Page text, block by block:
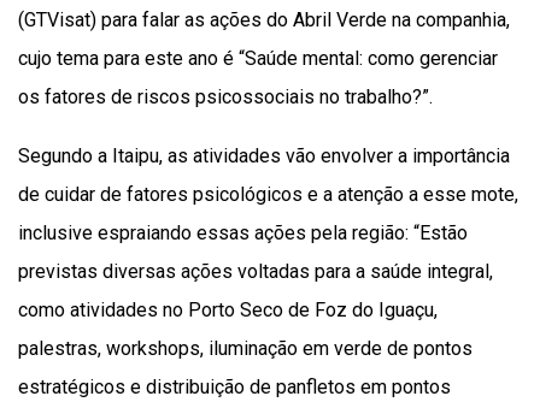
(GTVisat) para falar as ações do Abril Verde na companhia,
cujo tema para este ano é “Saúde mental: como gerenciar
os fatores de riscos psicossociais no trabalho?”.
Segundo a Itaipu, as atividades vão envolver a importância
de cuidar de fatores psicológicos e a atenção a esse mote,
inclusive espraiando essas ações pela região: “Estão
previstas diversas ações voltadas para a saúde integral,
como atividades no Porto Seco de Foz do Iguaçu,
palestras, workshops, iluminação em verde de pontos
estratégicos e distribuição de panfletos em pontos